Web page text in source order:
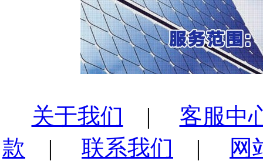
关于我们 | 客服中
款 | 联系我们 |
网